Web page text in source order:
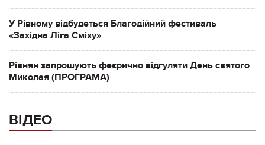
У Рівному відбудеться Благодійний фестиваль
«Західна Ліга Сміху»
Рівнян запрошують феєрично відгуляти День святого
Миколая (ПРОГРАМА)
ВІДЕО